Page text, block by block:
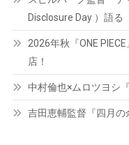
Disclosure Day ）語る
2026年秋『ONE
店！
中村倫也×ムロツヨシ
吉田恵輔監督『四月の